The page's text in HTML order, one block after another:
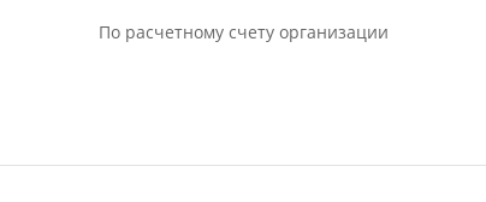
По расчетному счету организации